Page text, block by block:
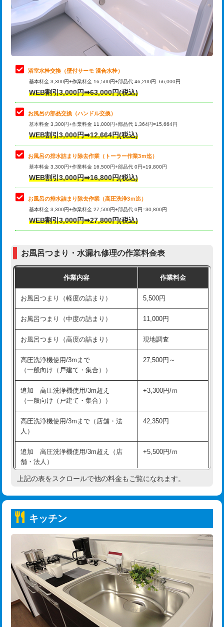
桝清掃 8,800円
止水・漏水調査・防水処理・清掃・修
理・調整・分解・加工など（軽作業）
止水・漏水調査・防水処理・清掃・修
理・調整・分解・加工など（中作業）
22,000円
止水・漏水調査・防水処理・清掃・修
理・調整・分解・加工など（重作業）
33,000円
トイレタンク脱着
トイレ便器脱着
タンクレストイレ脱着 33,000円
小便器トイレ脱着
その他部品の脱着 8,800円～
交換・取付（タンク）
交換・取付（普通便座） 11,000円+材料費
交換・取付（温水洗浄便座） 16,500円+材料費
交換・取付(単水栓（壁付・デッキ
式）)
13,200円+材料費
交換・取付(混合水栓（壁付・デッキ
式・ワンホール）)
16,500円+材料費
交換・取付(排水栓・排水トラップ
（P/S/ポップアップ））
22,000円+材料費
交換・取付（その他部品） 11,000円+材料費
持込商品取付（単水栓） 13,200円
持込商品取付（混合水栓）
持込商品取付（浄水器・分岐水栓） 16,500円
持込商品取付（温水洗浄便座） 22,000円
持込商品取付（普通便座⇔温水洗浄便
22,000円
給水管工事※（ホール加工)
給水管工事※（バンド止め) 3,300円
給水管工事※（支持金具設置) 5,500円
給水管工事※（保温材使用（バンド止
め込み）)
5,500円
給水管工事※（土の掘削・埋め戻し作
11,000円
浴室水栓交換（壁付サーモ 混合水栓）
基本料金 3,300円+作業料金 16,500円+部品代 46,200円=66,000円
WEB割引3,000円➡63,000円(税込)
お風呂の部品交換（ハンドル交換）
基本料金 3,300円+作業料金 11,000円+部品代 1,364円=15,664円
WEB割引3,000円➡12,664円(税込)
お風呂の排水詰まり除去作業（トーラー作業3ｍ迄）
基本料金 3,300円+作業料金 16,500円+部品代 0円=19,800円
WEB割引3,000円➡16,800円(税込)
お風呂の排水詰まり除去作業（高圧洗浄3ｍ迄）
基本料金 3,300円+作業料金 27,500円+部品代 0円=30,800円
WEB割引3,000円➡27,800円(税込)
お風呂つまり・水漏れ修理の作業料金表
作業内容 作業料金
お風呂つまり（軽度の詰まり） 5,500円
お風呂つまり（中度の詰まり） 11,000円
お風呂つまり（高度の詰まり） 現地調査
高圧洗浄機使用/3mまで
（一般向け（戸建て・集合））
27,500円～
追加 高圧洗浄機使用/3m超え
（一般向け（戸建て・集合））
+3,300円/ｍ
高圧洗浄機使用/3mまで（店舗・法
人）
42,350円
追加 高圧洗浄機使用/3m超え（店
舗・法人）
+5,500円/ｍ
高度高圧洗浄換 現地調査
トーラー機使用/3mまで
追加トーラー機使用/3m超え +3,300円
カメラ調査 33,000円
桝清掃 8,800円
止水・漏水調査・防水処理・清掃・修
理・調整・分解・加工など（軽作業）
11,000円
上記の表をスクロールで他の料金もご覧になれます。
キッチン